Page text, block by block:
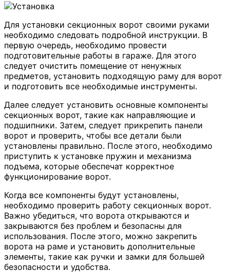
Для установки секционных ворот своими руками
необходимо следовать подробной инструкции. В
первую очередь, необходимо провести
подготовительные работы в гараже. Для этого
следует очистить помещение от ненужных
предметов, установить подходящую раму для ворот
и подготовить все необходимые инструменты.
Далее следует установить основные компоненты
секционных ворот, такие как направляющие и
подшипники. Затем, следует прикрепить панели
ворот и проверить, чтобы все детали были
установлены правильно. После этого, необходимо
приступить к установке пружин и механизма
подъема, которые обеспечат корректное
функционирование ворот.
Когда все компоненты будут установлены,
необходимо проверить работу секционных ворот.
Важно убедиться, что ворота открываются и
закрываются без проблем и безопасны для
использования. После этого, можно закрепить
ворота на раме и установить дополнительные
элементы, такие как ручки и замки для большей
безопасности и удобства.